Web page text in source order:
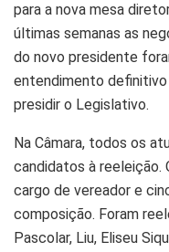
para a nova mesa
últimas semanas as
do novo presidente
entendimento definitivo
presidir o Legislativo.
Na Câmara, todos os
candidatos à reeleição.
cargo de vereador e
composição. Foram
Pascolar, Liu, Eliseu